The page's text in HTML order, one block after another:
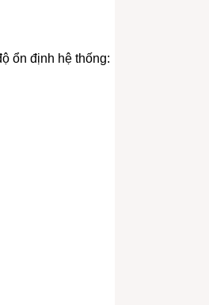
ổn định hệ thống: